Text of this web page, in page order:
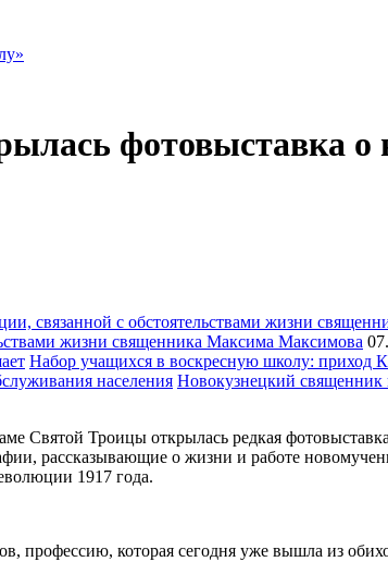
фотовыставка о
жизни священника Максима Максимова
Набор учащихся в воскресную школу: приход
Новокузнецкий священник
Святой Троицы открылась редкая
рассказывающие о жизни и работе
1917 года.
профессию, которая сегодня уже вышла из